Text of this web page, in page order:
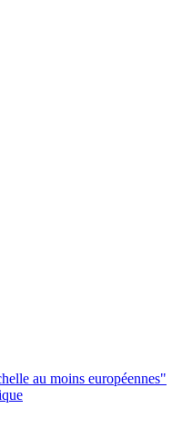
au moins européennes"